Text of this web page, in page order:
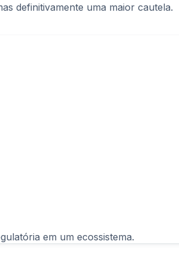
definitivamente uma maior cautela.
regulatória em um ecossistema.